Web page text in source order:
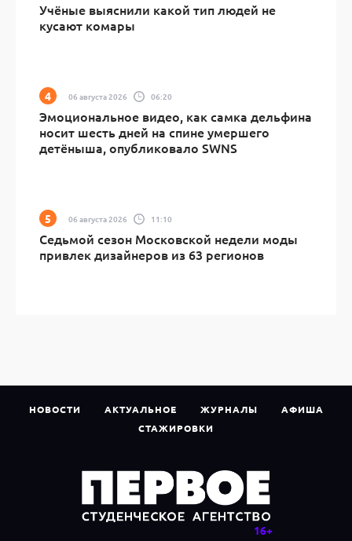
Учёные выяснили какой тип людей не
кусают комары
06 августа 2026 06:20
Эмоциональное видео, как самка дельфина
носит шесть дней на спине умершего
детёныша, опубликовало SWNS
06 августа 2026 11:10
Седьмой сезон Московской недели моды
привлек дизайнеров из 63 регионов
НОВОСТИ АКТУАЛЬНОЕ ЖУРНАЛЫ
АФИША
СТАЖИРОВКИ